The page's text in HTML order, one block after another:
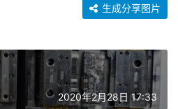
生成分享图片
2020年2月28日 17:33